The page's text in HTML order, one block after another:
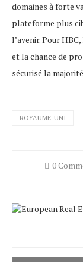
domaines à forte
plateforme plus
l’avenir. Pour
et la chance de
sécurisé la
ROYAUME-UNI
0